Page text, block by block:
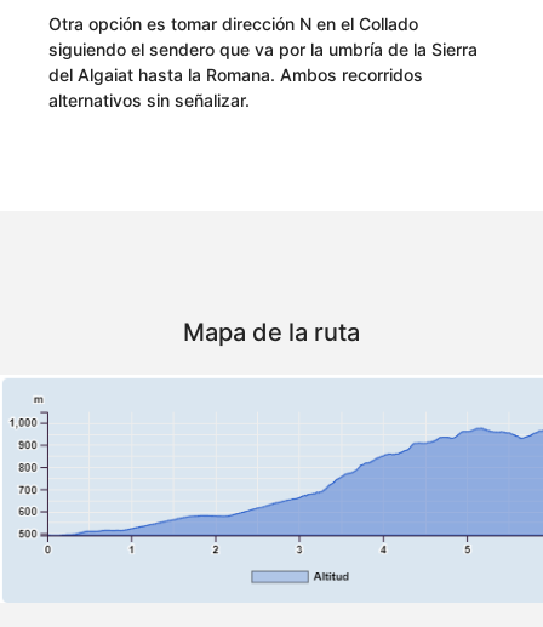
Otra opción es tomar dirección N en el Collado
siguiendo el sendero que va por la umbría de la Sierra
del Algaiat hasta la Romana. Ambos recorridos
alternativos sin señalizar.
Mapa de la ruta